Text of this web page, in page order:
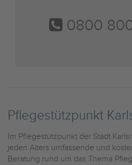
0800
Pflegestützpunkt
Im Pflegestützpunkt der Stadt
jeden Alters umfassende und
Beratung rund um das Thema